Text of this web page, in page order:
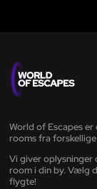
World of Escapes
rooms fra
Vi giver oplysninger
room i din by. Vælg
flygte!